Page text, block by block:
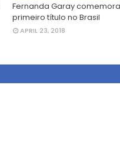
Fernanda Garay comemora
primeiro título no Brasil
APRIL 23, 2018